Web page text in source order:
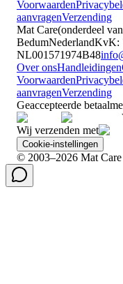
Voorwaarden
aanvragenVerzending
Mat Care(onderdeel van
BedumNederlandKvK:
NL001571974B48
Over onsHandleidingen
Voorwaarden
aanvragenVerzending
Geaccepteerde
Wij verzenden met
Cookie-instellingen
© 2003–2026 Mat Care